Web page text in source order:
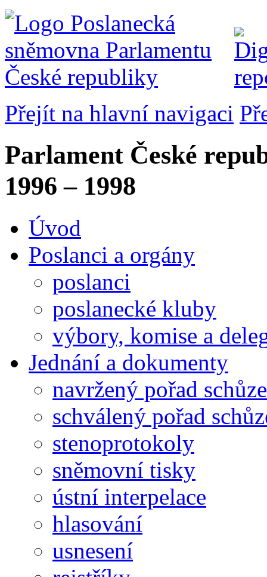
Přejít na hlavní navigaci
Parlament České
1996 – 1998
Úvod
Poslanci a orgány
poslanci
poslanecké kluby
výbory, komise a
Jednání a dokumenty
navržený pořad schůze
schválený pořad
stenoprotokoly
sněmovní tisky
ústní interpelace
hlasování
usnesení